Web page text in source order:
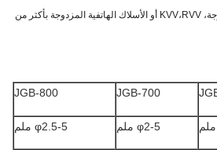
إلى النحاس الصلب والناعم أو أسلاك الألومنيوم المزدوجة، KVV،RVV أو الأسلاك الهاتفية المزدوجة بأكثر من
JGB-700
JGB-800
φ2-5 ملم φ2.5-5 ملم